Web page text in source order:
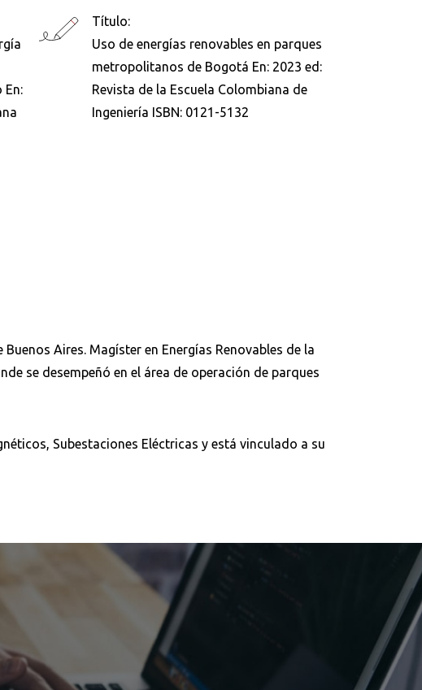
En:
Título:
Uso de energías renovables en parques
metropolitanos de Bogotá En: 2023 ed:
Revista de la Escuela Colombiana de
Ingeniería ISBN: 0121-5132
Aires. Magíster en Energías Renovables de la
se desempeñó en el área de operación de parques
Subestaciones Eléctricas y está vinculado a su